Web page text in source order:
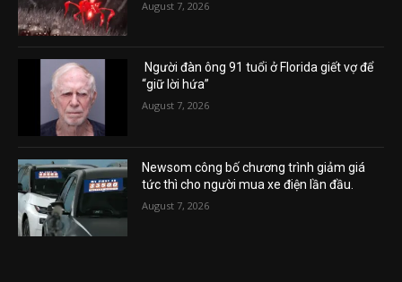
August 7, 2026
Người đàn ông 91 tuổi ở Florida giết vợ để
“giữ lời hứa”
August 7, 2026
Newsom công bố chương trình giảm giá
tức thì cho người mua xe điện lần đầu.
August 7, 2026